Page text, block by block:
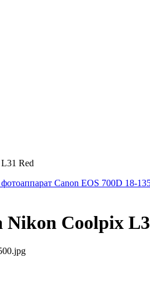
Red
Canon EOS 700D 18-
Coolpix